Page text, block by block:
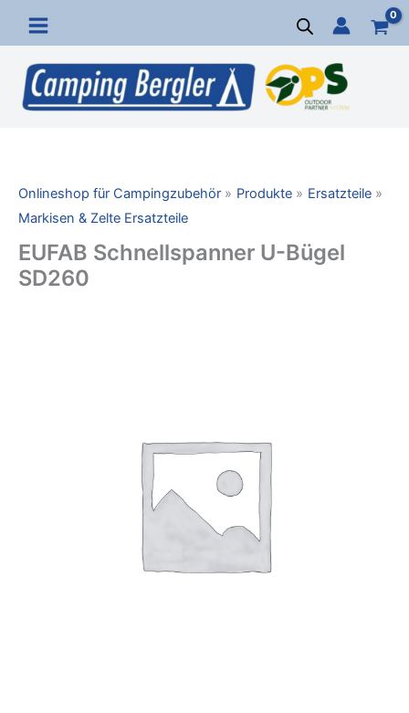
Inhalt
springen
Onlineshop für Campingzubehör Produkte
Ersatzteile
Markisen & Zelte Ersatzteile
EUFAB Schnellspanner U-Bügel
SD260